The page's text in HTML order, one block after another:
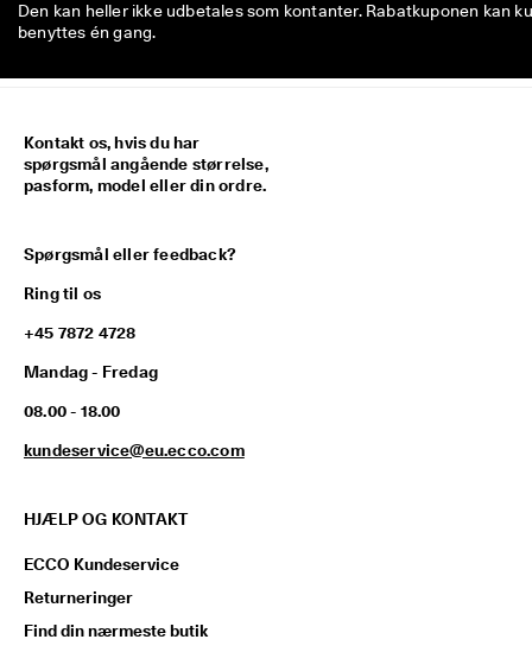
Den kan heller ikke udbetales som kontanter. Rabatkuponen kan
benyttes én gang.
Kontakt os, hvis du har
spørgsmål angående størrelse,
pasform, model eller din ordre.
Spørgsmål eller feedback?
Ring til os
+45 7872 4728
Mandag - Fredag
08.00 - 18.00
kundeservice@eu.ecco.com
HJÆLP OG KONTAKT
ECCO Kundeservice
Returneringer
Find din nærmeste butik